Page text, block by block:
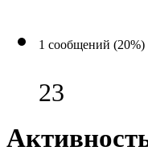
1 сообщений (20%)
23